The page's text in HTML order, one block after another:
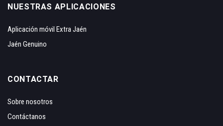
NUESTRAS APLICACIONES
Aplicación móvil Extra Jaén
Jaén Genuino
CONTACTAR
Sobre nosotros
Contáctanos